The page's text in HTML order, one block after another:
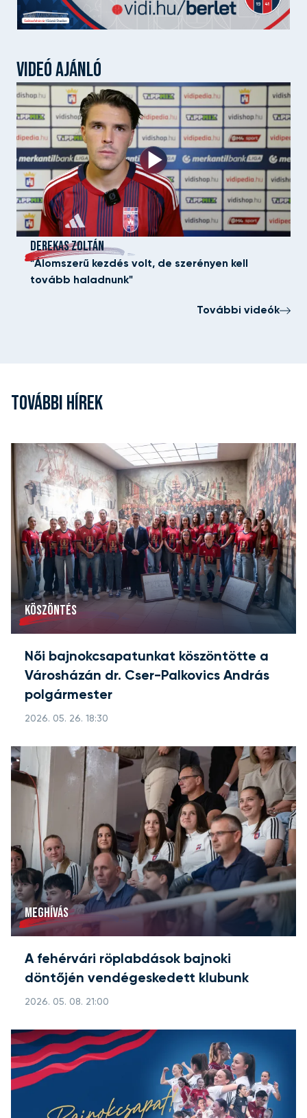
VIDEÓ AJÁNLÓ
DEREKAS ZOLTÁN
"Álomszerű kezdés volt, de szerényen kell
tovább haladnunk"
További videók
TOVÁBBI HÍREK
KÖSZÖNTÉS
Női bajnokcsapatunkat köszöntötte a
Városházán dr. Cser-Palkovics András
polgármester
2026. 05. 26. 18:30
MEGHÍVÁS
A fehérvári röplabdások bajnoki
döntőjén vendégeskedett klubunk
2026. 05. 08. 21:00